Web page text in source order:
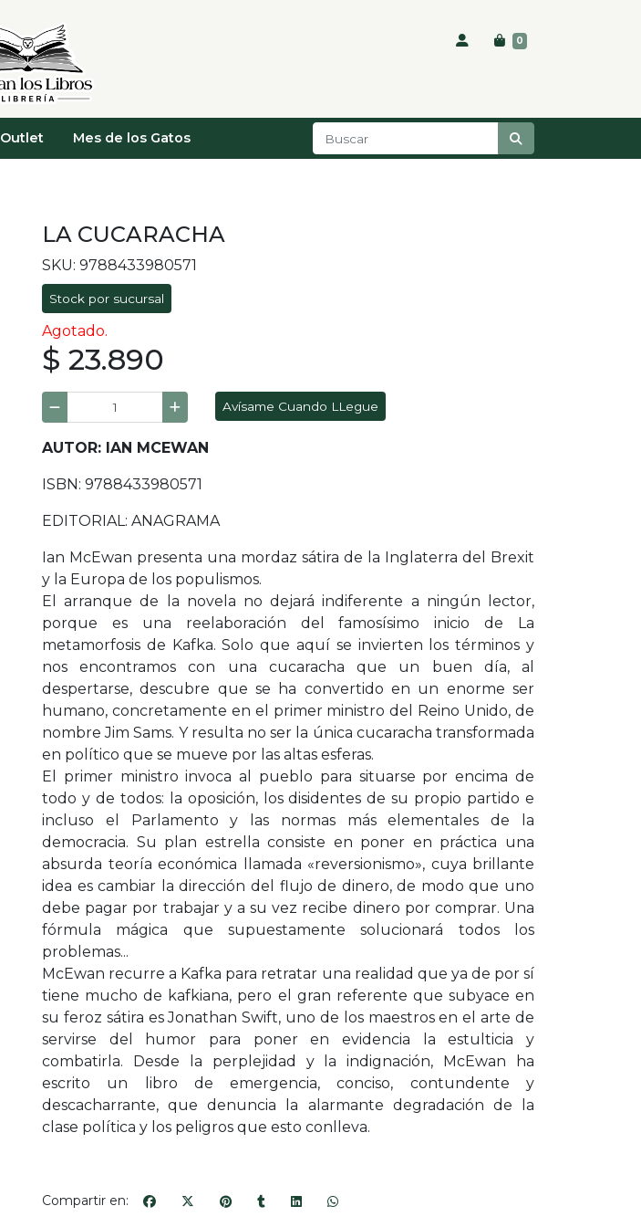
0
Outlet Mes de los Gatos
LA CUCARACHA
SKU: 9788433980571
Stock por sucursal
Agotado.
$ 23.890
Avísame Cuando LLegue
AUTOR: IAN MCEWAN
ISBN: 9788433980571
EDITORIAL: ANAGRAMA
Ian McEwan presenta una mordaz sátira de la Inglaterra del Brexit
y la Europa de los populismos.
El arranque de la novela no dejará indiferente a ningún lector,
porque es una reelaboración del famosísimo inicio de La
metamorfosis de Kafka. Solo que aquí se invierten los términos y
nos encontramos con una cucaracha que un buen día, al
despertarse, descubre que se ha convertido en un enorme ser
humano, concretamente en el primer ministro del Reino Unido, de
nombre Jim Sams. Y resulta no ser la única cucaracha transformada
en político que se mueve por las altas esferas.
El primer ministro invoca al pueblo para situarse por encima de
todo y de todos: la oposición, los disidentes de su propio partido e
incluso el Parlamento y las normas más elementales de la
democracia. Su plan estrella consiste en poner en práctica una
absurda teoría económica llamada «reversionismo», cuya brillante
idea es cambiar la dirección del flujo de dinero, de modo que uno
debe pagar por trabajar y a su vez recibe dinero por comprar. Una
fórmula mágica que supuestamente solucionará todos los
problemas...
McEwan recurre a Kafka para retratar una realidad que ya de por sí
tiene mucho de kafkiana, pero el gran referente que subyace en
su feroz sátira es Jonathan Swift, uno de los maestros en el arte de
servirse del humor para poner en evidencia la estulticia y
combatirla. Desde la perplejidad y la indignación, McEwan ha
escrito un libro de emergencia, conciso, contundente y
descacharrante, que denuncia la alarmante degradación de la
clase política y los peligros que esto conlleva.
Compartir en: